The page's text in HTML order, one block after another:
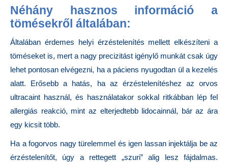
Néhány hasznos információ a
tömésekről általában:
Általában érdemes helyi érzéstelenítés mellett elkészíteni a
töméseket is, mert a nagy precizitást igénylő munkát csak úgy
lehet pontosan elvégezni, ha a páciens nyugodtan ül a kezelés
alatt. Erősebb a hatás, ha az érzéstelenítéshez az orvos
ultracaint használ, és használatakor sokkal ritkábban lép fel
allergiás reakció, mint az elterjedtebb lidocainnál, bár az ára
egy kicsit több.
Ha a fogorvos nagy türelemmel és igen lassan injektálja be az
érzéstelenítőt, úgy a rettegett „szuri” alig lesz fájdalmas.